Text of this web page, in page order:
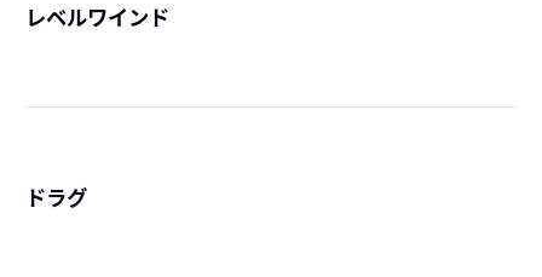
レベルワインド
ドラグ